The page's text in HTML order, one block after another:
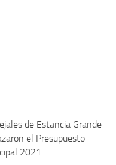
de Estancia Grande
el Presupuesto
2021